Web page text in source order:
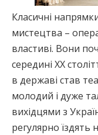
Класичні
мистецтва –
властиві. Вони
середині ХХ
в державі став
молодий і дуже
вихідцями з
регулярно їздять